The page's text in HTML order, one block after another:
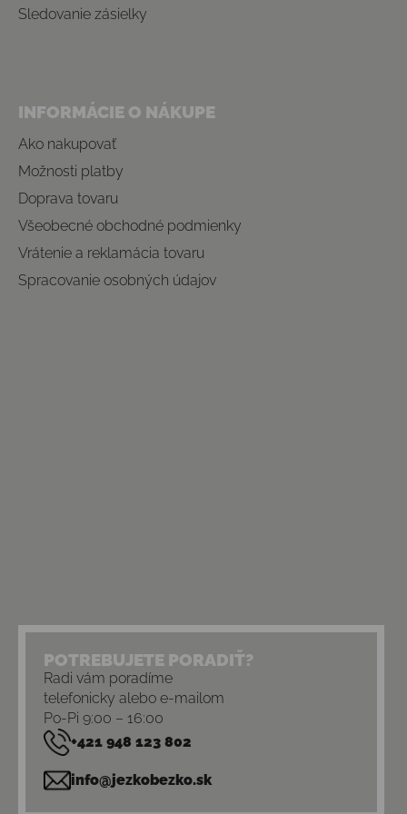
Sledovanie zásielky
INFORMÁCIE O NÁKUPE
Ako nakupovať
Možnosti platby
Doprava tovaru
Všeobecné obchodné podmienky
Vrátenie a reklamácia tovaru
Spracovanie osobných údajov
POTREBUJETE PORADIŤ?
Radi vám poradíme
telefonicky alebo e-mailom
Po-Pi 9:00 – 16:00
+421 948 123 802
info@jezkobezko.sk